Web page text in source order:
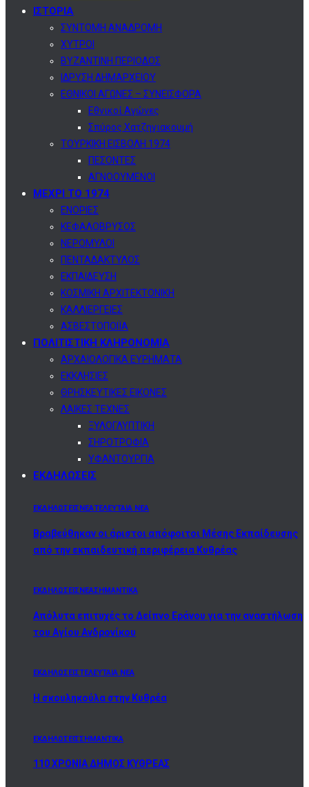
ΙΣΤΟΡΙΑ
ΣΥΝΤΟΜΗ ΑΝΑΔΡΟΜΗ
ΧΥΤΡΟΙ
ΒΥΖΑΝΤΙΝΗ ΠΕΡΙΟΔΟΣ
ΙΔΡΥΣΗ ΔΗΜΑΡΧΕΙΟΥ
ΕΘΝΙΚΟΙ ΑΓΩΝΕΣ – ΣΥΝΕΙΣΦΟΡΑ
Εθνικοί Αγώνες
Σπύρος Χατζηγιακουμή
ΤΟΥΡΚΙΚΗ ΕΙΣΒΟΛΗ 1974
ΠΕΣΟΝΤΕΣ
ΑΓΝΟΟΥΜΕΝΟΙ
ΜΕΧΡΙ ΤΟ 1974
ΕΝΟΡΙΕΣ
ΚΕΦΑΛΟΒΡΥΣΟΣ
ΝΕΡΟΜΥΛΟΙ
ΠΕΝΤΑΔΑΚΤΥΛΟΣ
ΕΚΠΑΙΔΕΥΣΗ
ΚΟΣΜΙΚΗ ΑΡΧΙΤΕΚΤΟΝΙΚΗ
ΚΑΛΛΙΕΡΓΕΙΕΣ
ΑΣΒΕΣΤΟΠΟΙΪΑ
ΠΟΛΙΤΙΣΤΙΚΗ ΚΛΗΡΟΝΟΜΙΑ
ΑΡΧΑΙΟΛΟΓΙΚΑ ΕΥΡΗΜΑΤΑ
ΕΚΚΛΗΣΙΕΣ
ΘΡΗΣΚΕΥΤΙΚΕΣ ΕΙΚΟΝΕΣ
ΛΑΙΚΕΣ ΤΕΧΝΕΣ
ΞΥΛΟΓΛΥΠΤΙΚΗ
ΣΗΡΟΤΡΟΦΙΑ
ΥΦΑΝΤΟΥΡΓΙΑ
ΕΚΔΗΛΩΣΕΙΣ
ΕΚΔΗΛΩΣΕΙΣΝΕΑΤΕΛΕΥΤΑΙΑ ΝΕΑ
Βραβεύθηκαν οι άριστοι απόφοιτοι Μέσης Εκπαίδευσης
από την εκπαιδευτική περιφέρεια Κυθρέας
ΕΚΔΗΛΩΣΕΙΣ ΝΕΑΣΗΜΑΝΤΙΚΑ
Απόλυτα επιτυχές το Δείπνο Εράνου για την αναστήλωση
του Αγίου Ανδρονίκου
ΕΚΔΗΛΩΣΕΙΣΤΕΛΕΥΤΑΙΑ ΝΕΑ
Η σκουληκούλα στην Κυθρέα
ΕΚΔΗΛΩΣΕΙΣΣΗΜΑΝΤΙΚΑ
110 ΧΡΟΝΙΑ ΔΗΜΟΣ ΚΥΘΡΕΑΣ